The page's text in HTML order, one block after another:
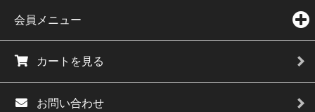
会員メニュー
カートを見る
お問い合わせ